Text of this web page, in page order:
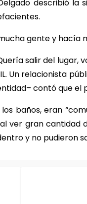
describió la
gente y hacía
salir del lugar,
Un relacionista
contó que el
baños, eran
ver gran
y no pudieron